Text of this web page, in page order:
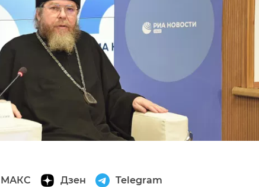
МАКС Дзен Telegram